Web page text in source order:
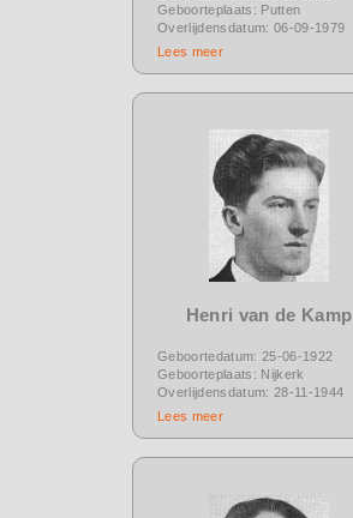
Geboorteplaats: Putten
Overlijdensdatum: 06-09-1979
Lees meer
Henri van de Kamp
Geboortedatum: 25-06-1922
Geboorteplaats: Nijkerk
Overlijdensdatum: 28-11-1944
Lees meer